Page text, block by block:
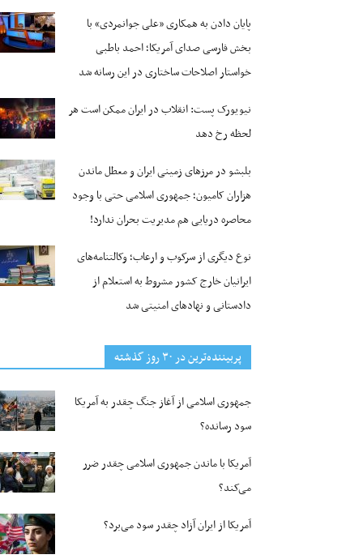
پایان دادن به همکاری «علی جوانمردی» با
بخش فارسی صدای آمریکا؛ احمد باطبی
خواستار اصلاحات ساختاری در این رسانه شد
نیویورک پست: انقلاب در ایران ممکن است هر
لحظه رخ دهد
بلبشو در مرزهای زمینی ایران و معطل ماندن
هزاران کامیون؛ جمهوری اسلامی حتی با وجود
محاصره دریایی هم مدیریت بحران ندارد!
نوع دیگری از سرکوب و ارعاب؛ وکالتنامه‌های
ایرانیان خارج کشور مشروط به استعلام از
دادستانی و نهادهای امنیتی شد
پربیننده‌ترین‌ در ۳۰ روز گذشته
جمهوری اسلامی از آغاز جنگ چقدر به آمریکا
سود رسانده؟
آمریکا با ماندن جمهوری اسلامی چقدر ضرر
می‌کند؟
آمریکا از ایران آزاد چقدر سود می‌برد؟